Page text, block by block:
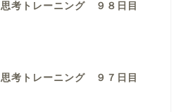
思考トレーニング ９８日目
思考トレーニング ９７日目